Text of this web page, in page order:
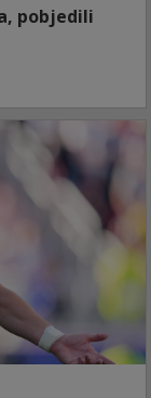
pobjedili